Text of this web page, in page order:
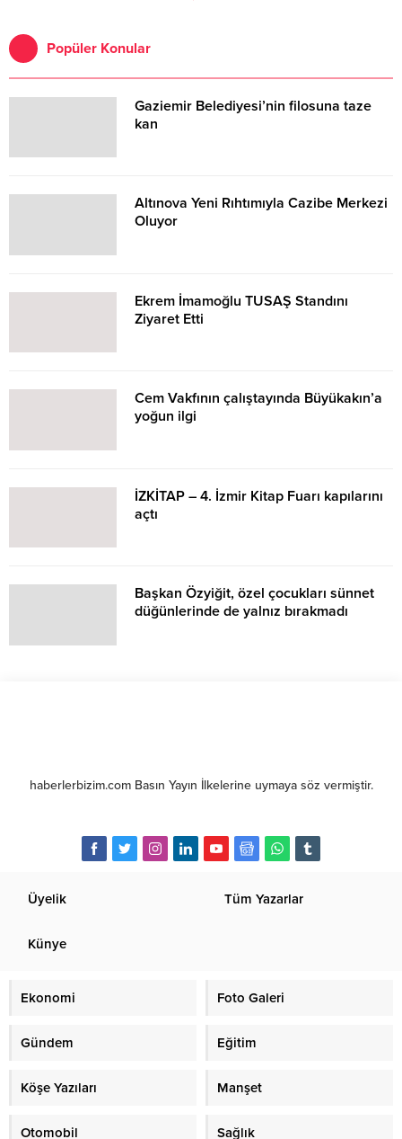
Popüler Konular
Gaziemir Belediyesi’nin filosuna taze
kan
Altınova Yeni Rıhtımıyla Cazibe Merkezi
Oluyor
Ekrem İmamoğlu TUSAŞ Standını
Ziyaret Etti
Cem Vakfının çalıştayında Büyükakın’a
yoğun ilgi
İZKİTAP – 4. İzmir Kitap Fuarı kapılarını
açtı
Başkan Özyiğit, özel çocukları sünnet
düğünlerinde de yalnız bırakmadı
haberlerbizim.com Basın Yayın İlkelerine uymaya söz vermiştir.
Üyelik Tüm Yazarlar
Künye
Ekonomi Foto Galeri
Gündem Eğitim
Köşe Yazıları Manşet
Otomobil Sağlık